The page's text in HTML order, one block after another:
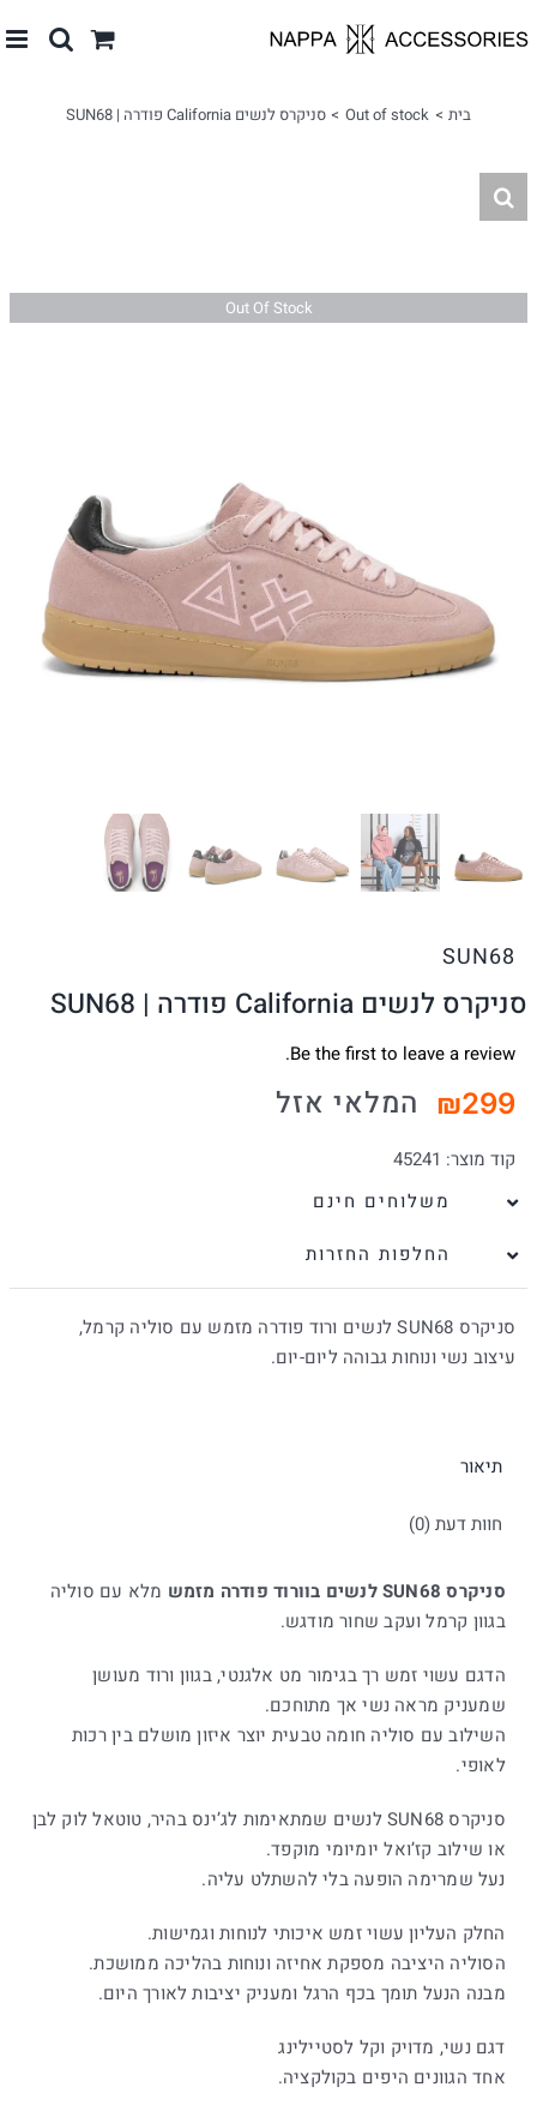
לתוכן
בית Out of stock סניקרס לנשים California פודרה | SUN68
Out Of Stock
SUN68
סניקרס לנשים California פודרה | SUN68
Be the first to leave a review.
₪299 המלאי אזל
קוד מוצר: 45241
משלוחים חינם
החלפות החזרות
סניקרס SUN68 לנשים ורוד פודרה מזמש עם סוליה קרמל,
עיצוב נשי ונוחות גבוהה ליום-יום.
תיאור
חוות דעת (0)
סניקרס SUN68 לנשים בוורוד פודרה מזמש
מלא עם סוליה
בגוון קרמל ועקב שחור מודגש.
הדגם עשוי זמש רך בגימור מט אלגנטי, בגוון ורוד מעושן
שמעניק מראה נשי אך מתוחכם.
השילוב עם סוליה חומה טבעית יוצר איזון מושלם בין רכות
לאופי.
סניקרס SUN68 לנשים שמתאימות לג’ינס בהיר, טוטאל לוק לבן
או שילוב קז’ואל יומיומי מוקפד.
נעל שמרימה הופעה בלי להשתלט עליה.
החלק העליון עשוי זמש איכותי לנוחות וגמישות.
הסוליה היציבה מספקת אחיזה ונוחות בהליכה ממושכת.
מבנה הנעל תומך בכף הרגל ומעניק יציבות לאורך היום.
דגם נשי, מדויק וקל לסטיילינג
אחד הגוונים היפים בקולקציה.